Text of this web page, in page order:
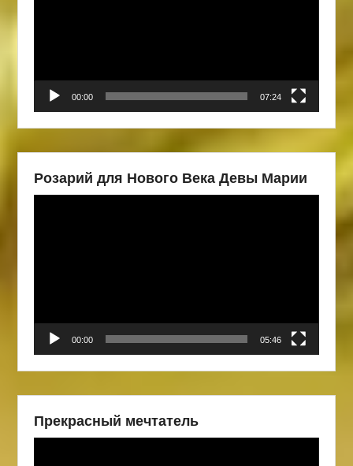
00:00 07:24
Розарий для Нового Века Девы Марии
00:00 05:46
Прекрасный мечтатель